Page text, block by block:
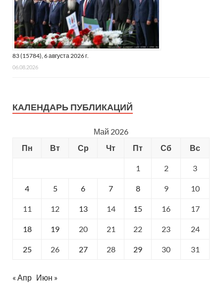
83 (15784), 6 августа 2026 г.
06.08.2026
КАЛЕНДАРЬ ПУБЛИКАЦИЙ
Май 2026
Пн
Вт Ср Чт Пт Сб Вс
1 2 3
4 5 6 7 8 9 10
11 12 13 14 15 16 17
18 19 20 21 22 23 24
25 26 27 28 29 30 31
« Апр Июн »